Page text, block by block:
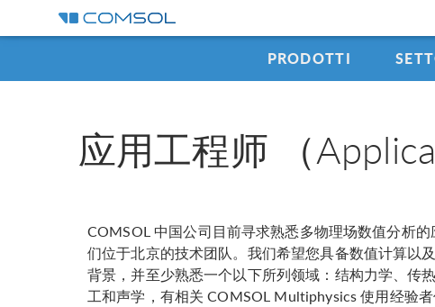
PRODOTTI
应用工程师 （
COMSOL 中国公司目前寻求熟悉多物理场数值分析
们位于北京的技术团队。我们希望您具备数值计算以
背景，并至少熟悉一个以下所列领域：结构力学、传
工和声学，有相关 COMSOL Multiphysics 使用经验者